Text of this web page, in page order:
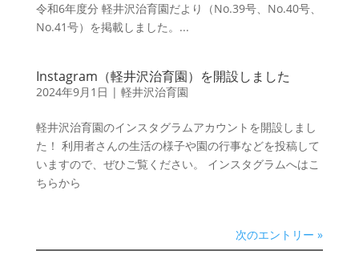
令和6年度分 軽井沢治育園だより（No.39号、No.40号、
No.41号）を掲載しました。...
Instagram（軽井沢治育園）を開設しました
2024年9月1日 | 軽井沢治育園
軽井沢治育園のインスタグラムアカウントを開設しまし
た！ 利用者さんの生活の様子や園の行事などを投稿して
いますので、ぜひご覧ください。 インスタグラムへはこ
ちらから
次のエントリー »